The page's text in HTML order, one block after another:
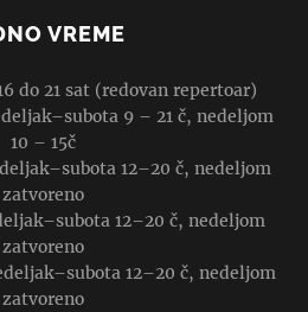
VREME
do 21 sat (redovan repertoar)
9 – 21 č, nedeljom
10 – 15č
12–20 č, nedeljom
zatvoreno
12–20 č, nedeljom
zatvoreno
12–20 č, nedeljom
zatvoreno